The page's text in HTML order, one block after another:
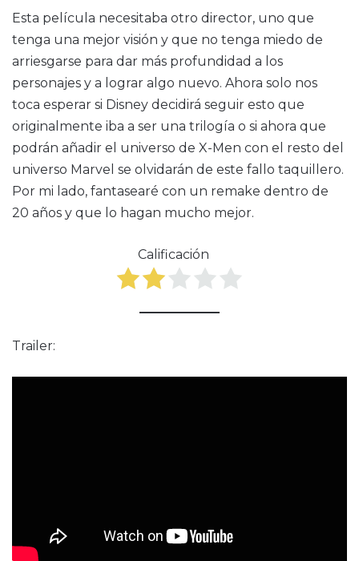
Esta película necesitaba otro director, uno que
tenga una mejor visión y que no tenga miedo de
arriesgarse para dar más profundidad a los
personajes y a lograr algo nuevo. Ahora solo nos
toca esperar si Disney decidirá seguir esto que
originalmente iba a ser una trilogía o si ahora que
podrán añadir el universo de X-Men con el resto del
universo Marvel se olvidarán de este fallo taquillero.
Por mi lado, fantasearé con un remake dentro de
20 años y que lo hagan mucho mejor.
Calificación
Trailer: